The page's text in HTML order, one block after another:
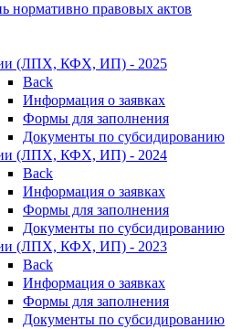
нормативно правовых актов
(ЛПХ, КФХ, ИП) - 2025
Back
Информация о заявках
Формы для заполнения
Документы по субсидированию
(ЛПХ, КФХ, ИП) - 2024
Back
Информация о заявках
Формы для заполнения
Документы по субсидированию
(ЛПХ, КФХ, ИП) - 2023
Back
Информация о заявках
Формы для заполнения
Документы по субсидированию